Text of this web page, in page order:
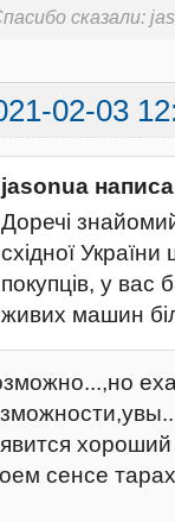
сказали:
02-03
jasonua
Доречі
східної
покупців, у вас
живих машин
сенсе